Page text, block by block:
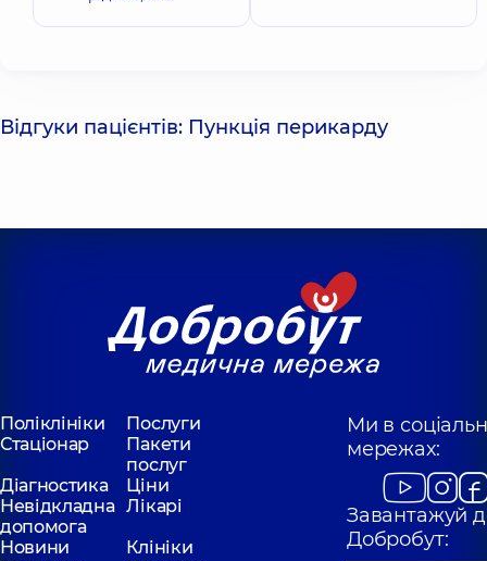
Відгуки пацієнтів: Пункція перикарду
Поліклініки
Послуги
Стаціонар
Пакети
послуг
Діагностика
Ціни
Невідкладна
допомога
Лікарі
Новини
Клініки
Ми в
мережах:
Завантажуй
Добробут: